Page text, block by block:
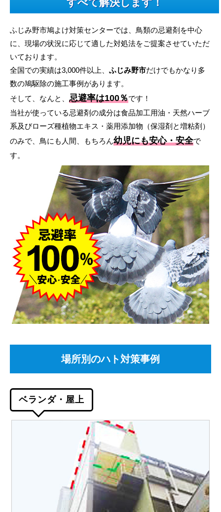
ふじみ野市鳩よけ対策センターでは、鳥類の忌避剤を中心
に、現場の状況に応じて適した対処法をご提案させていただ
いております。
全国での実績は3,000件以上、 ふじみ野市だけでもかなり多
数の鳩駆除の施工事例があります。
そして、なんと、 忌避率は100％です！
当社が使っている忌避剤の成分は食品加工用油・天然ハーブ
系及びローズ種植物エキス・薬用添加物（保湿剤と増粘剤）
のみで、鳥にも人間、もちろん幼児にも安心・安全で
す。
場所別のハト対策事例
ベランダ・屋上